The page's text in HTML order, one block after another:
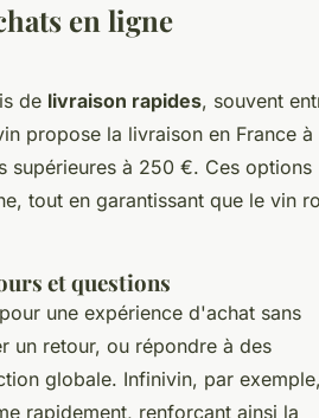
en ligne
de livraison rapides, souvent
propose la livraison en France à
supérieures à 250 €. Ces options
tout en garantissant que le vin
et questions
une expérience d'achat sans
un retour, ou répondre à des
globale. Infinivin, par exemple,
rapidement, renforçant ainsi la